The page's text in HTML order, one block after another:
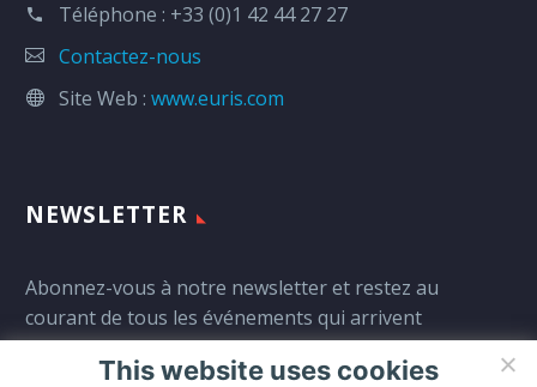
Téléphone : +33 (0)1 42 44 27 27
Contactez-nous
Site Web : www.euris.com
NEWSLETTER
Abonnez-vous à notre newsletter et restez au
courant de tous les événements qui arrivent
directement dans votre boîte mail:
This website uses cookies